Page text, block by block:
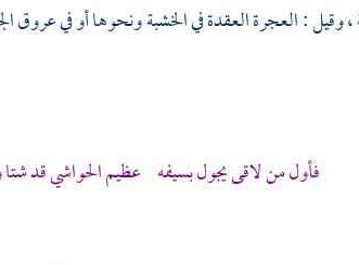
وقيل : العجرة العقدة في الخشبة ونحوها أو في
فأول من لاقى يجول بسيفه عظيم الحواشي قد